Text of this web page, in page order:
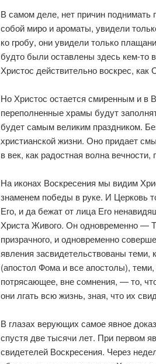
В самом деле, нет причин
собой миро и ароматы, увидели
ко гробу, они увидели только
будто были оставлены здесь кем-то
Христос действительно воскрес,
Но Христос остается смиренным и в
переполненные храмы будут
будет самым великим праздником.
христианской жизни. Оно придает
в век, как радостная волна
На иконах Воскресения мы видим
знаменем победы в руке. И Церковь
Его, и да бежат от лица Его
Христа Живого. Он одновременно —
призрачного, и одновременно
явления засвидетельствованы
(апостол Фома и все апостолы),
потрясающее, вне сомнения, — то,
они лгать всю жизнь, зная, что их
В глазах верующих самое явное
спустя две тысячи лет. При первом
свидетелей Воскресения. Через